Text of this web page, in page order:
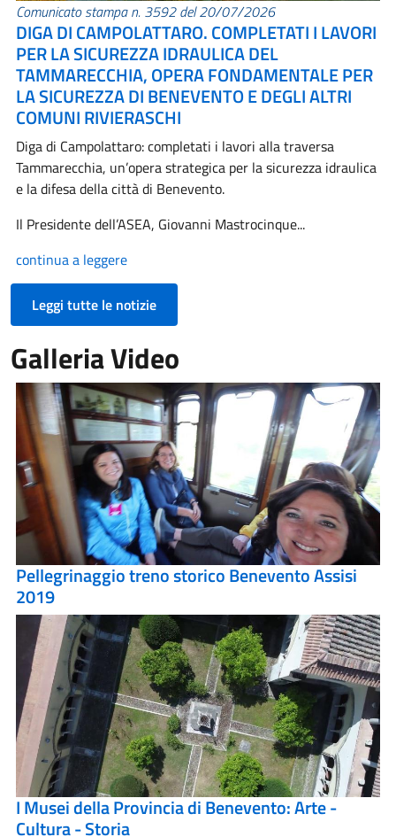
Comunicato stampa n. 3592 del 20/07/2026
DIGA DI CAMPOLATTARO. COMPLETATI I LAVORI
PER LA SICUREZZA IDRAULICA DEL
TAMMARECCHIA, OPERA FONDAMENTALE PER
LA SICUREZZA DI BENEVENTO E DEGLI ALTRI
COMUNI RIVIERASCHI
Diga di Campolattaro: completati i lavori alla traversa
Tammarecchia, un’opera strategica per la sicurezza idraulica
e la difesa della città di Benevento.
Il Presidente dell’ASEA, Giovanni Mastrocinque...
continua a leggere
Leggi tutte le notizie
Galleria Video
Pellegrinaggio treno storico Benevento Assisi
2019
I Musei della Provincia di Benevento: Arte -
Cultura - Storia